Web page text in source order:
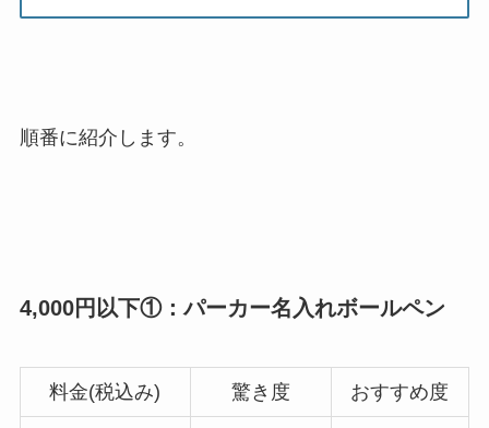
順番に紹介します。
4,000円以下①：パーカー名入れボールペン
料金(税込み) 驚き度 おすすめ度